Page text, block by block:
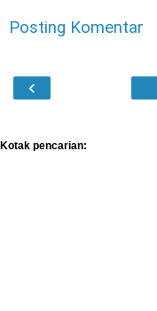
Posting Komentar
‹
Kotak pencarian: